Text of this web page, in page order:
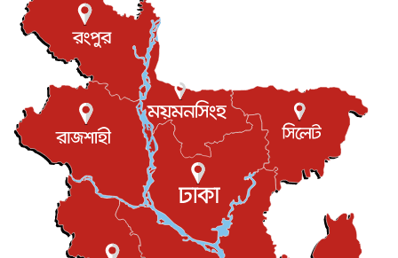
আন্তর্জাতিক
বিরোধ কাটিয়ে কূটনৈতিক সম্পর্ক পুনঃস্থাপন করছে মেক্সিকো ও
আন্তর্জাতিক
এবার ওটিটিতে মুক্তি পেল ‘মালিক’
বিনোদন ৮ আগস্ট, ২০২৬
রিয়ালকে ‘না’ বলা রদ্রির জন্য বার্সার কাছে কত চাইল ম্যানসিটি
খেলাধুলা
শিল্পকলায় চলচ্চিত্র উৎসব, বিনা মূল্যে দেখা যাবে ৬ সিনেমা
বিনোদন ৮ আগস্ট, ২০২৬